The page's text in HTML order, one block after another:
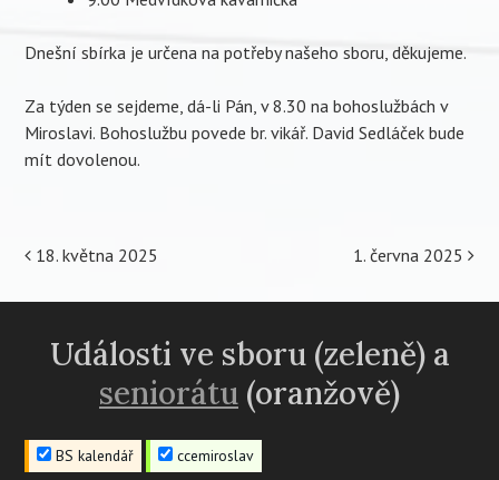
Dnešní sbírka je určena na potřeby našeho sboru, děkujeme.
Za týden se sejdeme, dá-li Pán, v 8.30 na bohoslužbách v
Miroslavi. Bohoslužbu povede br. vikář. David Sedláček bude
mít dovolenou.
Post
navigation
18. května 2025 1. června 2025
Události ve sboru (zeleně) a
seniorátu (oranžově)
BS kalendář ccemiroslav